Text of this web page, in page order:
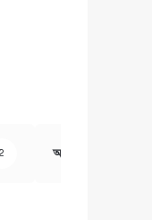
2 অর্থ ও বানিজ্য